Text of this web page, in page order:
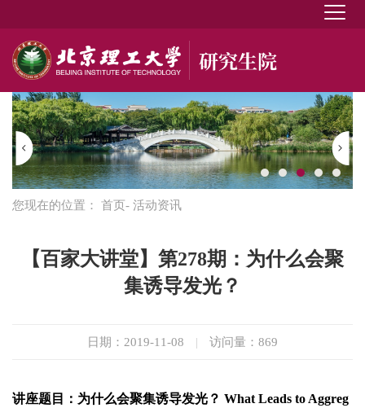
您现在的位置： 首页- 活动资讯
【百家大讲堂】第278期：为什么会聚
集诱导发光？
日期：2019-11-08 | 访问量： 869
讲座题目：为什么会聚集诱导发光？ What Leads to Aggreg